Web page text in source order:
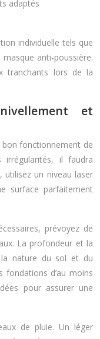
adaptés
individuelle tels que
anti-poussière.
tranchants lors de la
et
fonctionnement de
il faudra
utilisez un niveau laser
surface parfaitement
prévoyez de
La profondeur et la
la nature du sol et du
fondations d’au moins
pour assurer une
de pluie. Un léger